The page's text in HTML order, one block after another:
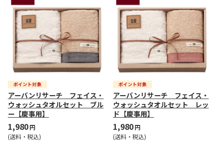
アーバンリサーチ フェイス・
ウォッシュタオルセット ブル
ー【慶事用】
1,980円
(送料・税込)
アーバンリサーチ フェイス・
ウォッシュタオルセット レッ
ド【慶事用】
1,980円
(送料・税込)